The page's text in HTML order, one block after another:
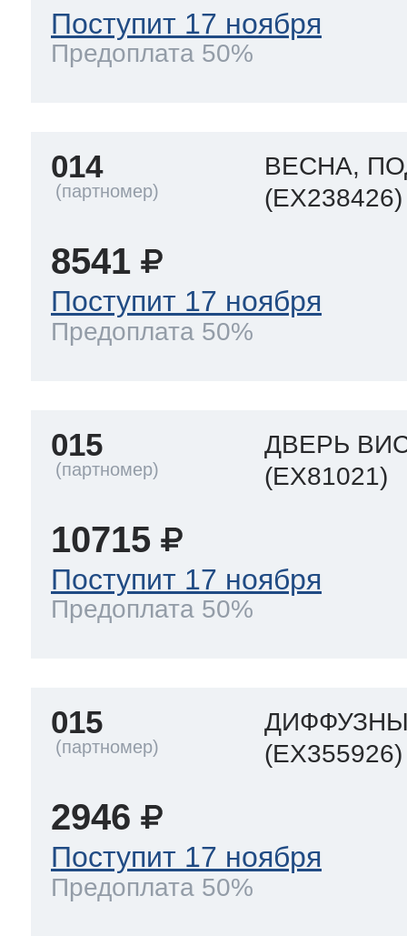
Поступит 17 ноября
Предоплата 50%
014
ВЕСНА,
(EX238426)
8541
Поступит 17 ноября
Предоплата 50%
015
ДВЕРЬ
(EX81021)
10715
Поступит 17 ноября
Предоплата 50%
015
(EX355926)
2946
Поступит 17 ноября
Предоплата 50%